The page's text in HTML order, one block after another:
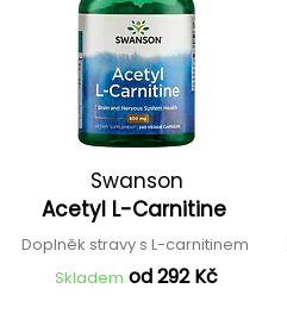
Swanson
Acetyl L-Carnitine
Doplněk stravy s L-carnitinem
Skladem od 292 Kč